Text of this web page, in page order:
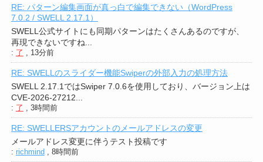
RE: パターン編集画面が真っ白で編集できない（WordPress
7.0.2 / SWELL 2.17.1）
SWELL公式サイトにも同期パターンはたくさんあるのですが、
再現できないですね...
: 了 13分前
RE: SWELLのスライダー機能Swiperの外部入力の処理方法
SWELL 2.17.1ではSwiper 7.0.6を使用しており、バージョン上は
CVE-2026-27212...
: 了 3時間前
RE: SWELLERSアカウントのメールアドレスの変更
メールアドレス変更に伴うテスト投稿です
: richmind, 8時間前